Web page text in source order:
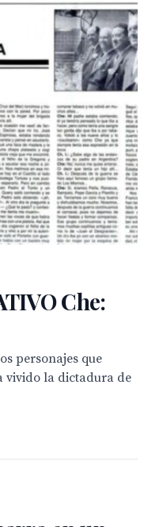
Che:
personajes que
vivido la dictadura de